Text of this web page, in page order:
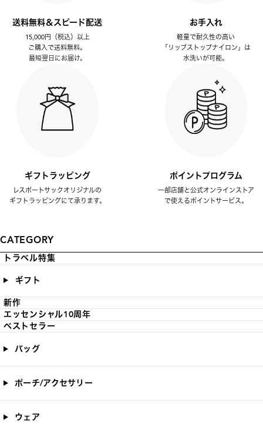
送料無料＆スピード配送
15,000円（税込）以上
ご購入で送料無料。
最短翌日にお届け。
お手入れ
軽量で耐久性の高い
「リップストップナイロン」は
水洗いが可能。
ギフトラッピング
レスポートサックオリジナルの
ギフトラッピングにて承ります。
ポイントプログラム
一部店舗と公式オンラインストア
で使えるポイントサービス。
CATEGORY
トラベル特集
ギフト
新作
エッセンシャル10周年
ベストセラー
バッグ
ポーチ/アクセサリー
ウェア